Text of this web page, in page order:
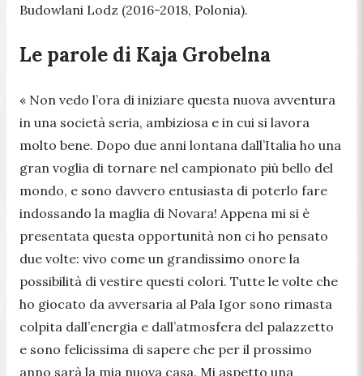
Budowlani Lodz (2016-2018, Polonia).
Le parole di Kaja Grobelna
« Non vedo l’ora di iniziare questa nuova avventura
in una società seria, ambiziosa e in cui si lavora
molto bene. Dopo due anni lontana dall’Italia ho una
gran voglia di tornare nel campionato più bello del
mondo, e sono davvero entusiasta di poterlo fare
indossando la maglia di Novara! Appena mi si è
presentata questa opportunità non ci ho pensato
due volte: vivo come un grandissimo onore la
possibilità di vestire questi colori. Tutte le volte che
ho giocato da avversaria al Pala Igor sono rimasta
colpita dall’energia e dall’atmosfera del palazzetto
e sono felicissima di sapere che per il prossimo
anno sarà la mia nuova casa. Mi aspetto una